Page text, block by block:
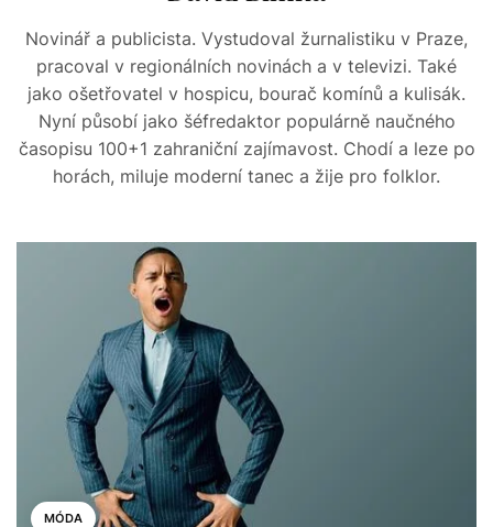
Novinář a publicista. Vystudoval žurnalistiku v Praze,
pracoval v regionálních novinách a v televizi. Také
jako ošetřovatel v hospicu, bourač komínů a kulisák.
Nyní působí jako šéfredaktor populárně naučného
časopisu 100+1 zahraniční zajímavost. Chodí a leze po
horách, miluje moderní tanec a žije pro folklor.
MÓDA